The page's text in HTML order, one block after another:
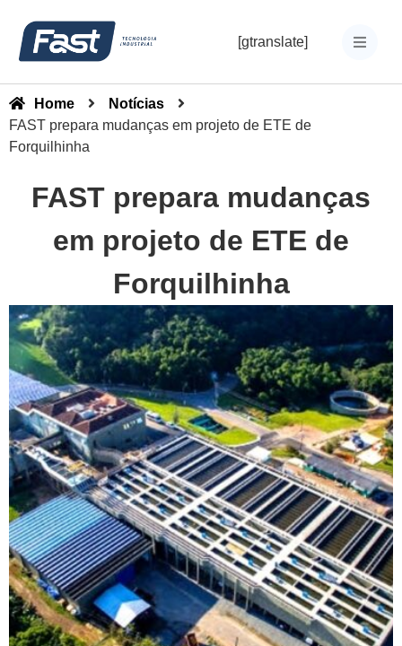
[gtranslate]
Home
Notícias
FAST prepara mudanças em projeto de ETE de
Forquilhinha
FAST prepara mudanças
em projeto de ETE de
Forquilhinha